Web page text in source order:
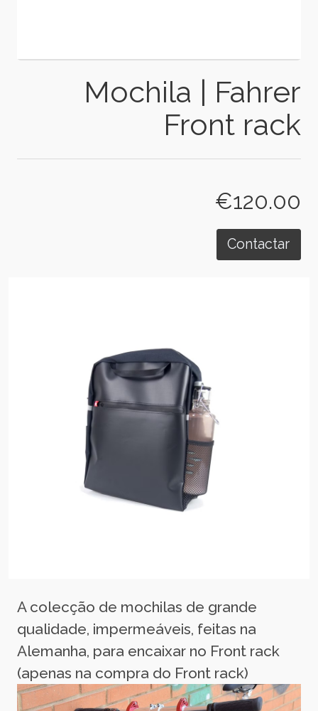
Mochila | Fahrer
Front rack
€120.00
Contactar
A colecção de mochilas de grande
qualidade, impermeáveis, feitas na
Alemanha, para encaixar no Front rack
(apenas na compra do Front rack)